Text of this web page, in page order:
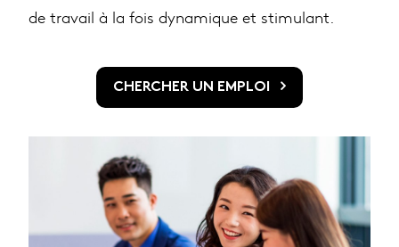
de travail à la fois dynamique et stimulant.
CHERCHER UN EMPLOI